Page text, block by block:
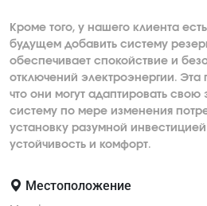
Кроме того, у нашего клиента
будущем добавить систему
обеспечивает спокойствие и
отключений электроэнергии. Эта
что они могут адаптировать свою
систему по мере изменения
установку разумной
устойчивость и комфорт.
Местоположение